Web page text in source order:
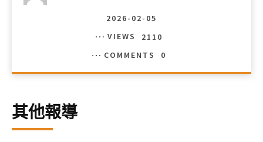
2026-02-05
VIEWS
2110
COMMENTS
0
其他報導